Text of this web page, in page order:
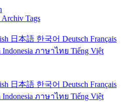
Archiv Tags
日本語 한국어 Deutsch Français
Indonesia ภาษาไทย Tiếng Việt
日本語 한국어 Deutsch Français
Indonesia ภาษาไทย Tiếng Việt